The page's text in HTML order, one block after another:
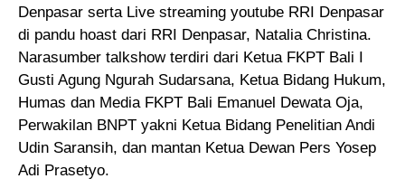
Denpasar serta Live streaming youtube RRI Denpasar
di pandu hoast dari RRI Denpasar, Natalia Christina.
Narasumber talkshow terdiri dari Ketua FKPT Bali I
Gusti Agung Ngurah Sudarsana, Ketua Bidang Hukum,
Humas dan Media FKPT Bali Emanuel Dewata Oja,
Perwakilan BNPT yakni Ketua Bidang Penelitian Andi
Udin Saransih, dan mantan Ketua Dewan Pers Yosep
Adi Prasetyo.